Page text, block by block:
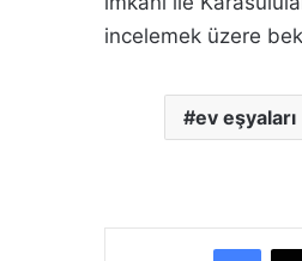
incelemek üzere
ev eşyaları